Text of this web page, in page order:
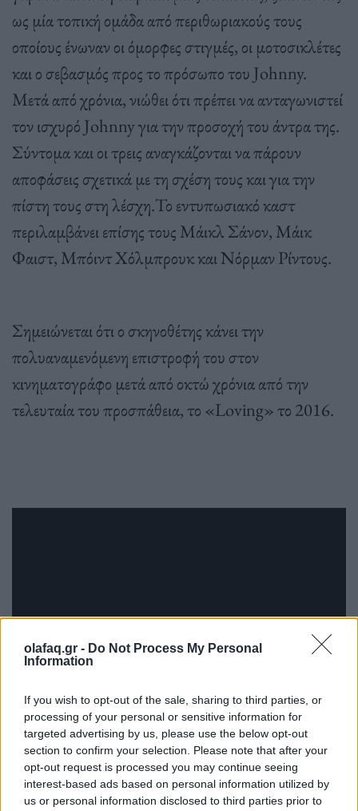
olafaq.gr - Do Not Process My Personal
Information
If you wish to opt-out of the sale, sharing to third parties, or
processing of your personal or sensitive information for
targeted advertising by us, please use the below opt-out
section to confirm your selection. Please note that after your
opt-out request is processed you may continue seeing
interest-based ads based on personal information utilized by
us or personal information disclosed to third parties prior to
ως μία τοπική ομάδα από περιθωριακούς τους
οποίους ένωναν οι όμορφες στιγμές, οι μοτοσικλέτες
και ο σεβασμός προς το πρόσωπο του Johnny.
Μετά από χρόνια, νιώθει ότι πρέπει να ανταγωνιστεί
τον ισχυρό Johnny για την προσοχή του άντρα της.
Σύντομα και οι τρεις αναγκάζονται να πάρουν
αποφάσεις σχετικά με τη σχέση τους και για την
πίστη τους στη λέσχη.Το εντυπωσιακό καστ
περιλαμβάνει επίσης τους Μάικλ Σάνον, Μάικ
Φαιστ, Μπόιντ Χόλμπρουκ και Νόρμαν Ρίντους.
Σημειώνεται ότι ο σκηνοθέτης κάνει την
πολυαναμενόμενη επιστροφή του στον
κινηματογράφο μετά από οκτώ χρόνια από την
τελευταία του προσπάθεια, το «Loving» το 2016.